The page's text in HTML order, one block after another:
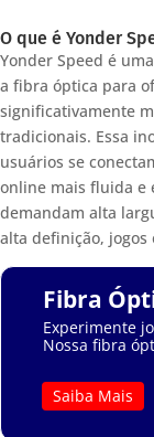
O que é Yonder
Yonder Speed é
a fibra óptica para
significativamente
tradicionais. Essa
usuários se
online mais fluida e
demandam alta
alta definição, jogos
Fibra
Experimente
Nossa fibra
Saiba Mais